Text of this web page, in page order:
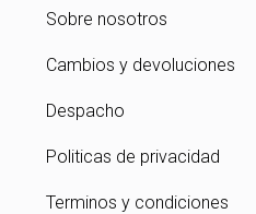
Sobre nosotros
Cambios y devoluciones
Despacho
Politicas de privacidad
Terminos y condiciones